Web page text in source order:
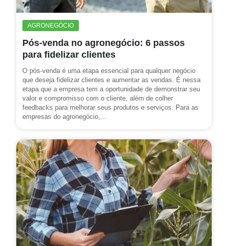
AGRONEGÓCIO
Pós-venda no agronegócio: 6 passos
para fidelizar clientes
O pós-venda é uma etapa essencial para qualquer negócio
que deseja fidelizar clientes e aumentar as vendas. É nessa
etapa que a empresa tem a oportunidade de demonstrar seu
valor e compromisso com o cliente, além de colher
feedbacks para melhorar seus produtos e serviços. Para as
empresas do agronegócio,...